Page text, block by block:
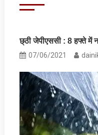
छ्ठी जेपीएससी : 8 हफ्ते में
07/06/2021